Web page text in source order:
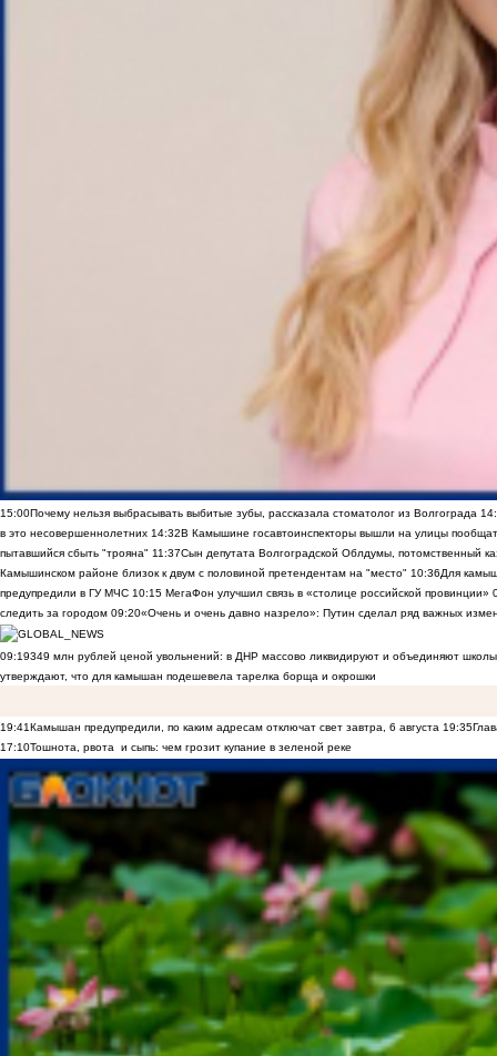
15:00Почему нельзя выбрасывать выбитые зубы, рассказала стоматолог из Волгограда
в это несовершеннолетних 14:32В Камышине госавтоинспекторы вышли на улицы
пытавшийся сбыть "трояна" 11:37Сын депутата Волгоградской Облдумы, потомственный
Камышинском районе близок к двум с половиной претендентам на "место" 10:36Для
предупредили в ГУ МЧС 10:15 МегаФон улучшил связь в «столице российской провинции»
следить за городом 09:20«Очень и очень давно назрело»: Путин сделал ряд важных
09:19349 млн рублей ценой увольнений: в ДНР массово ликвидируют и объединяют
утверждают, что для камышан подешевела тарелка борща и окрошки
19:41Камышан предупредили, по каким адресам отключат свет завтра, 6 августа 19:35
17:10Тошнота, рвота и сыпь: чем грозит купание в зеленой реке